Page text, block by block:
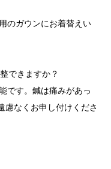
のガウンにお着替えい
できますか？
です。鍼は痛みがあっ
慮なくお申し付けくださ